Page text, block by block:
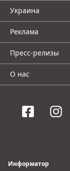
Украина
Реклама
Пресс-релизы
О нас
Информатор